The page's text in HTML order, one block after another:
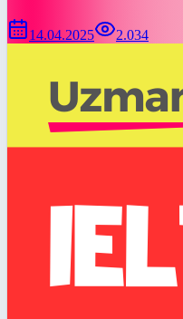
14.04.2025 2.034